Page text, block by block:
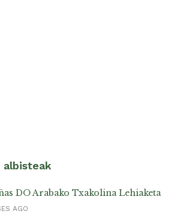
albisteak
DO Arabako Txakolina Lehiaketa
AGO